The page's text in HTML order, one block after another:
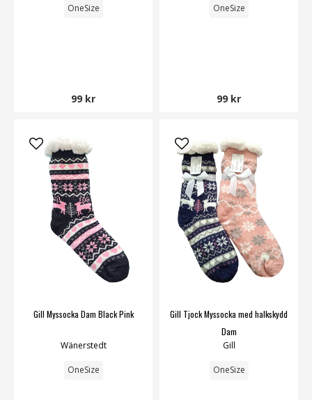
OneSize
99 kr
OneSize
99 kr
Gill Myssocka Dam Black Pink
Wänerstedt
OneSize
Gill Tjock Myssocka med halkskydd
Dam
Gill
OneSize